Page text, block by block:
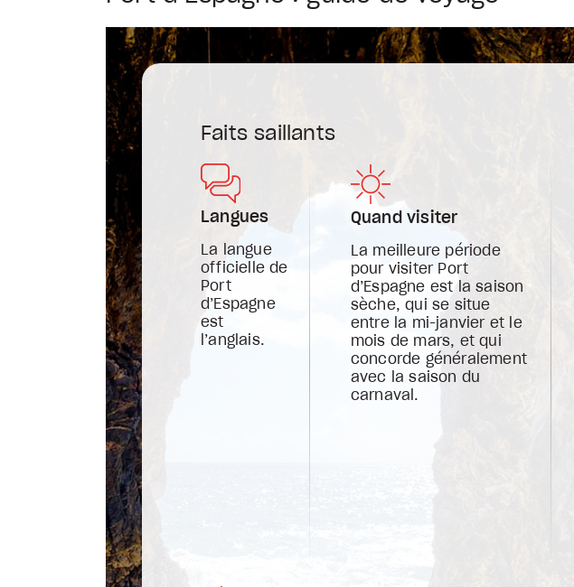
Faits saillants
Langues
La langue
officielle de
Port
d’Espagne
est
l’anglais.
Quand visiter
La meilleure période
pour visiter Port
d’Espagne est la saison
sèche, qui se situe
entre la mi-janvier et le
mois de mars, et qui
concorde généralement
avec la saison du
carnaval.